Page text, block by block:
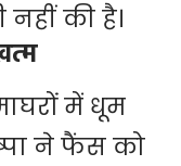
की है।
में धूम
ने फैंस को